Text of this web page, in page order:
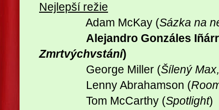
Nejlepší režie
Adam McKay (Sázka na
Alejandro Gonzáles
Zmrtvýchvstání)
George Miller (Šílený
Lenny Abrahamson (
Tom McCarthy (Spotlight)